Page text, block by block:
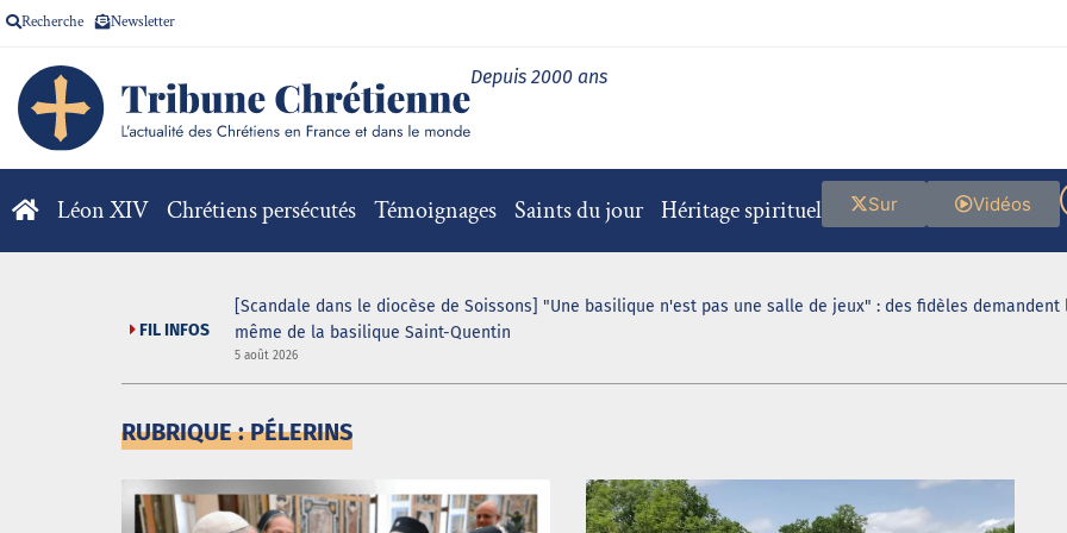
Recherche Newsletter
Depuis 2000 ans
Léon XIV Chrétiens persécutés Témoignages Saints du jour Héritage spirituel Vidéos
Sur
FIL INFOS
[Scandale dans le diocèse de Soissons] "Une basilique n'est pas une salle de jeux" : des fidèles demandent
même de la basilique Saint-Quentin
5 août 2026
RUBRIQUE : PÉLERINS